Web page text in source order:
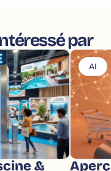
par
&
AI